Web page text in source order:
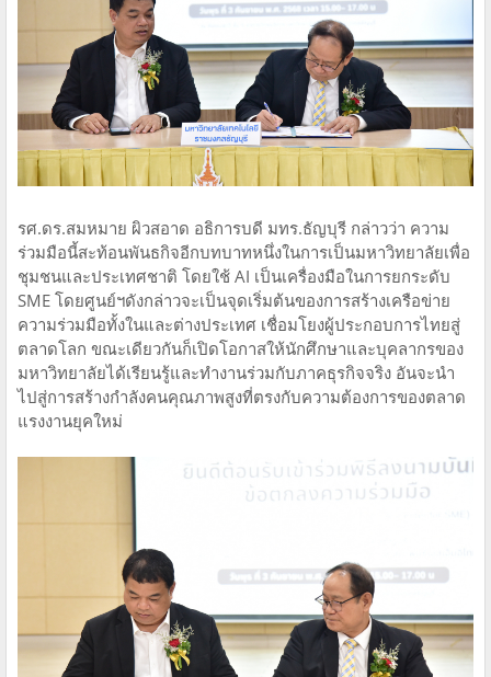
รศ.ดร.สมหมาย ผิวสอาด อธิการบดี มทร.ธัญบุรี กล่าวว่า ความ
ร่วมมือนี้สะท้อนพันธกิจอีกบทบาทหนึ่งในการเป็นมหาวิทยาลัยเพื่อ
ชุมชนและประเทศชาติ โดยใช้ AI เป็นเครื่องมือในการยกระดับ
SME โดยศูนย์ฯดังกล่าวจะเป็นจุดเริ่มต้นของการสร้างเครือข่าย
ความร่วมมือทั้งในและต่างประเทศ เชื่อมโยงผู้ประกอบการไทยสู่
ตลาดโลก ขณะเดียวกันก็เปิดโอกาสให้นักศึกษาและบุคลากรของ
มหาวิทยาลัยได้เรียนรู้และทำงานร่วมกับภาคธุรกิจจริง อันจะนำ
ไปสู่การสร้างกำลังคนคุณภาพสูงที่ตรงกับความต้องการของตลาด
แรงงานยุคใหม่